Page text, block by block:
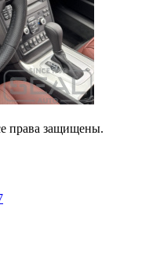
права защищены.